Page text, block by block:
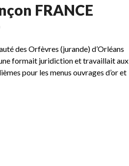
FRANCE
des Orfèvres (jurande) d’Orléans
formait juridiction et travaillait aux
pour les menus ouvrages d’or et